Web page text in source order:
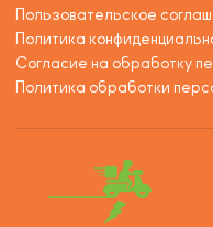
Пользовательское
Политика
Согласие на обработку
Политика обработки